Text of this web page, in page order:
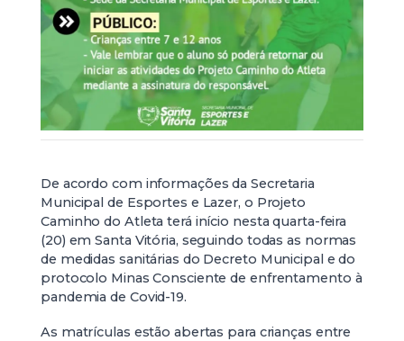
De acordo com informações da Secretaria
Municipal de Esportes e Lazer, o Projeto
Caminho do Atleta terá início nesta quarta-feira
(20) em Santa Vitória, seguindo todas as normas
de medidas sanitárias do Decreto Municipal e do
protocolo Minas Consciente de enfrentamento à
pandemia de Covid-19.
As matrículas estão abertas para crianças entre